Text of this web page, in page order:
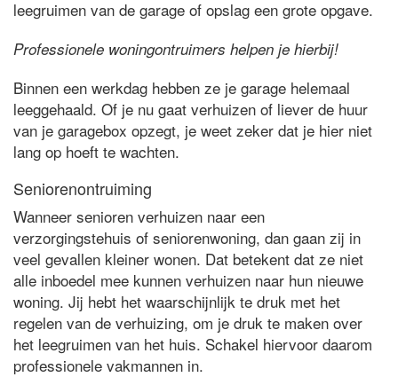
leegruimen van de garage of opslag een grote opgave.
Professionele woningontruimers helpen je hierbij!
Binnen een werkdag hebben ze je garage helemaal
leeggehaald. Of je nu gaat verhuizen of liever de huur
van je garagebox opzegt, je weet zeker dat je hier niet
lang op hoeft te wachten.
Seniorenontruiming
Wanneer senioren verhuizen naar een
verzorgingstehuis of seniorenwoning, dan gaan zij in
veel gevallen kleiner wonen. Dat betekent dat ze niet
alle inboedel mee kunnen verhuizen naar hun nieuwe
woning. Jij hebt het waarschijnlijk te druk met het
regelen van de verhuizing, om je druk te maken over
het leegruimen van het huis. Schakel hiervoor daarom
professionele vakmannen in.